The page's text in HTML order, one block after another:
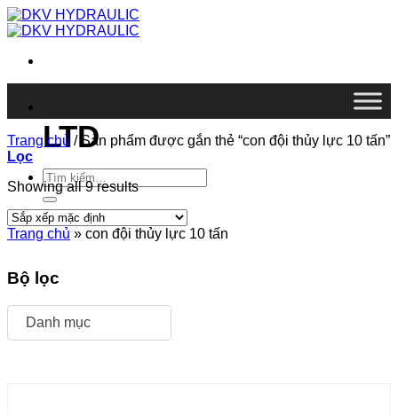
Chuyển
đến
dung
LTD
Tìm
kiếm:
Trang chủ /Sản phẩm được gắn thẻ “con đội thủy lực 10 tấn”
Lọc
Showing all 9 results
Trang chủ » con đội thủy lực 10 tấn
Bộ lọc
Danh mục